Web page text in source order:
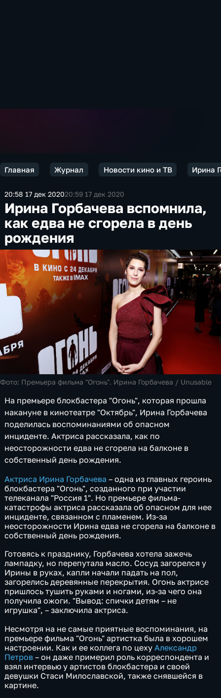
Главная Журнал Новости кино и ТВ Ирина
20:58 17 дек 202020:59 17 дек 2020
Ирина Горбачева вспомнила,
как едва не сгорела в день
рождения
Фото: Премьера фильма "Огонь". Ирина Горбачева / Unusable
На премьере блокбастера "Огонь", которая прошла
накануне в кинотеатре "Октябрь", Ирина Горбачева
поделилась воспоминаниями об опасном
инциденте. Актриса рассказала, как по
неосторожности едва не сгорела на балконе в
собственный день рождения.
Актриса Ирина Горбачева – одна из главных героинь
блокбастера "Огонь", созданного при участии
телеканала "Россия 1". Но премьере фильма-
катастрофы актриса рассказала об опасном для нее
инциденте, связанном с пламенем. Из-за
неосторожности Ирина едва не сгорела на балконе в
собственный день рождения.
Готовясь к празднику, Горбачева хотела зажечь
лампадку, но перепутала масло. Сосуд загорелся у
Ирины в руках, капли начали падать на пол,
загорелись деревянные перекрытия. Огонь актрисе
пришлось тушить руками и ногами, из-за чего она
получила ожоги. "Вывод: спички детям – не
игрушка", – заключила актриса.
Несмотря на не самые приятные воспоминания, на
премьере фильма "Огонь" артистка была в хорошем
настроении. Как и ее коллега по цехуАлександр
Петров – он даже примерил роль корреспондента и
взял интервью у артистов блокбастера и своей
девушки Стаси Милославской, также снявшейся в
картине.